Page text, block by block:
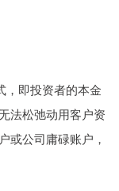
，即投资者的本金
法松弛动用客户资
或公司庸碌账户，